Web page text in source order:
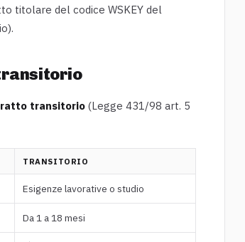
titolare del codice WSKEY del
transitorio (Legge 431/98 art. 5
TRANSITORIO
Esigenze lavorative o studio
Da 1 a 18 mesi